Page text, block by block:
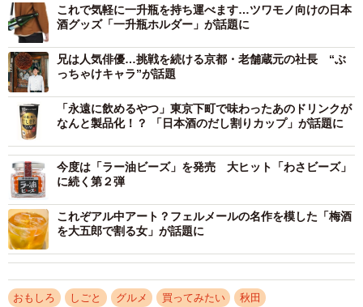
イメージ。内ラベルは柔道の白帯を表現したそうです。
3/5
これで気軽に一升瓶を持ち運べます…ツワモノ向けの日本
酒グッズ「一升瓶ホルダー」が話題に
兄は人気俳優…挑戦を続ける京都・老舗蔵元の社長 “ぶ
っちゃけキャラ”が話題
「永遠に飲めるやつ」東京下町で味わったあのドリンクが
なんと製品化！？ 「日本酒のだし割りカップ」が話題に
今度は「ラー油ビーズ」を発売 大ヒット「わさビーズ」
に続く第２弾
これぞアル中アート？フェルメールの名作を模した「梅酒
を大五郎で割る女」が話題に
おもしろ しごと グルメ 買ってみたい 秋田